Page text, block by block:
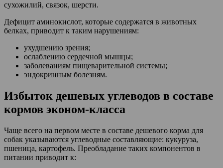
сухожилий, связок, шерсти.
Дефицит аминокислот, которые содержатся в животных
белках, приводит к таким нарушениям:
ухудшению зрения;
ослаблению сердечной мышцы;
заболеваниям пищеварительной системы;
эндокринным болезням.
Избыток дешевых углеводов в составе
кормов эконом-класса
Чаще всего на первом месте в составе дешевого корма для
собак указываются углеводные составляющие: кукуруза,
пшеница, картофель. Преобладание таких компонентов в
питании приводит к: